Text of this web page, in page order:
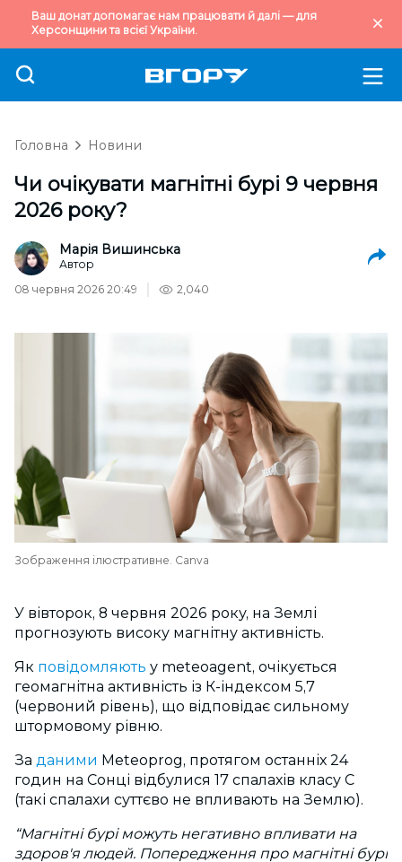
Ваш донат допомагає нам працювати й далі — для
Херсонщини та всієї України.
Головна Новини
Чи очікувати магнітні бурі 9 червня
2026 року?
Марія Вишинська
Автор
08 червня 2026 20:49
2,040
Зображення ілюстративне. Сanva
У вівторок, 8 червня 2026 року, на Землі
прогнозують високу магнітну активність.
Як повідомляють у meteoagent, очікується
геомагнітна активність із К-індексом 5,7
(червоний рівень), що відповідає сильному
штормовому рівню.
За даними Meteoprog, протягом останніх 24
годин на Сонці відбулися 17 спалахів класу С
(такі спалахи суттєво не впливають на Землю).
“Магнітні бурі можуть негативно впливати на
здоров'я людей. Попередження про магнітні бурі